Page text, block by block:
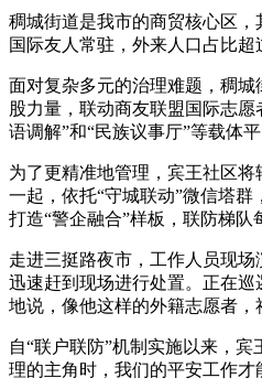
稠城街道是我市的商贸核心区
国际友人常驻，外来人口占比超
面对复杂多元的治理难题，稠
股力量，联动商友联盟国际志
语调解”和“民族议事厅”等载体
为了更精准地管理，宾王社区
一起，依托“守城联动”微信塔群
打造“警企融合”样板，联防梯
走进三挺路夜市，工作人员现
迅速赶到现场进行处置。正在
地说，像他这样的外籍志愿者，
自“联户联防”机制实施以来，
理的主角时，我们的平安工作才